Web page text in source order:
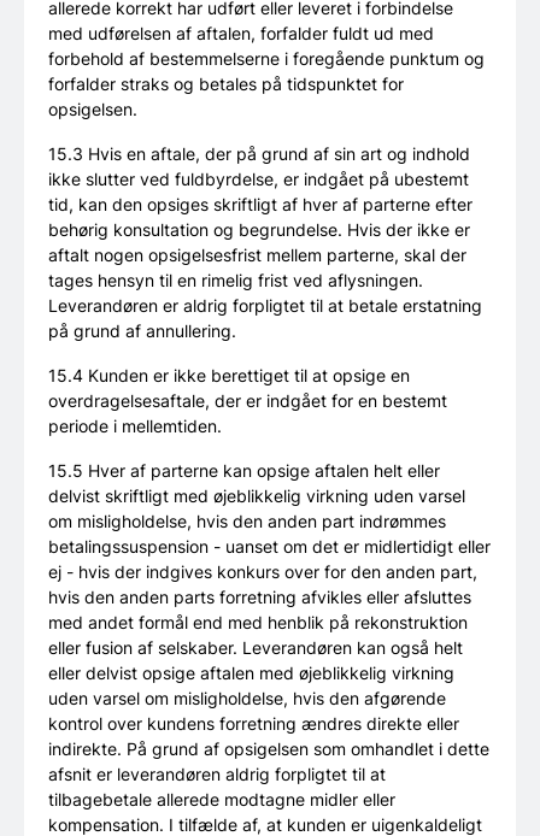
allerede korrekt har udført eller leveret i forbindelse
med udførelsen af aftalen, forfalder fuldt ud med
forbehold af bestemmelserne i foregående punktum og
forfalder straks og betales på tidspunktet for
opsigelsen.
15.3 Hvis en aftale, der på grund af sin art og indhold
ikke slutter ved fuldbyrdelse, er indgået på ubestemt
tid, kan den opsiges skriftligt af hver af parterne efter
behørig konsultation og begrundelse. Hvis der ikke er
aftalt nogen opsigelsesfrist mellem parterne, skal der
tages hensyn til en rimelig frist ved aflysningen.
Leverandøren er aldrig forpligtet til at betale erstatning
på grund af annullering.
15.4 Kunden er ikke berettiget til at opsige en
overdragelsesaftale, der er indgået for en bestemt
periode i mellemtiden.
15.5 Hver af parterne kan opsige aftalen helt eller
delvist skriftligt med øjeblikkelig virkning uden varsel
om misligholdelse, hvis den anden part indrømmes
betalingssuspension - uanset om det er midlertidigt eller
ej - hvis der indgives konkurs over for den anden part,
hvis den anden parts forretning afvikles eller afsluttes
med andet formål end med henblik på rekonstruktion
eller fusion af selskaber. Leverandøren kan også helt
eller delvist opsige aftalen med øjeblikkelig virkning
uden varsel om misligholdelse, hvis den afgørende
kontrol over kundens forretning ændres direkte eller
indirekte. På grund af opsigelsen som omhandlet i dette
afsnit er leverandøren aldrig forpligtet til at
tilbagebetale allerede modtagne midler eller
kompensation. I tilfælde af, at kunden er uigenkaldeligt